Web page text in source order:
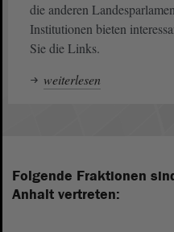
die anderen
Institutionen bieten
Sie die Links.
weiterlesen
Folgende Fraktionen
Anhalt vertreten: